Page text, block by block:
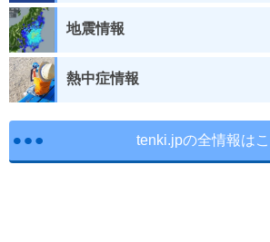
地震情報
熱中症情報
tenki.jpの全情報は